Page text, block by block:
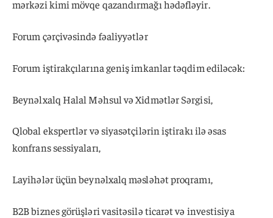
mərkəzi kimi mövqe qazandırmağı hədəfləyir.
Forum çərçivəsində fəaliyyətlər
Forum iştirakçılarına geniş imkanlar təqdim ediləcək:
Beynəlxalq Halal Məhsul və Xidmətlər Sərgisi,
Qlobal ekspertlər və siyasətçilərin iştirakı ilə əsas
konfrans sessiyaları,
Layihələr üçün beynəlxalq məsləhət proqramı,
B2B biznes görüşləri vasitəsilə ticarət və investisiya